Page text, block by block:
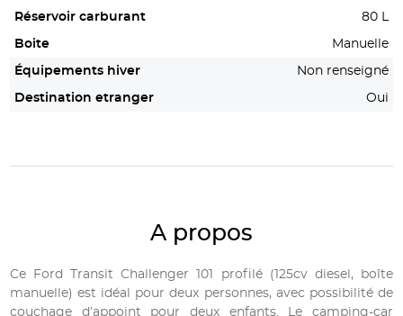
Réservoir carburant 80 L
Boite Manuelle
Équipements hiver Non renseigné
Destination etranger Oui
A propos
Ce Ford Transit Challenger 101 profilé (125cv diesel, boîte
manuelle) est idéal pour deux personnes, avec possibilité de
couchage d’appoint pour deux enfants. Le camping-car